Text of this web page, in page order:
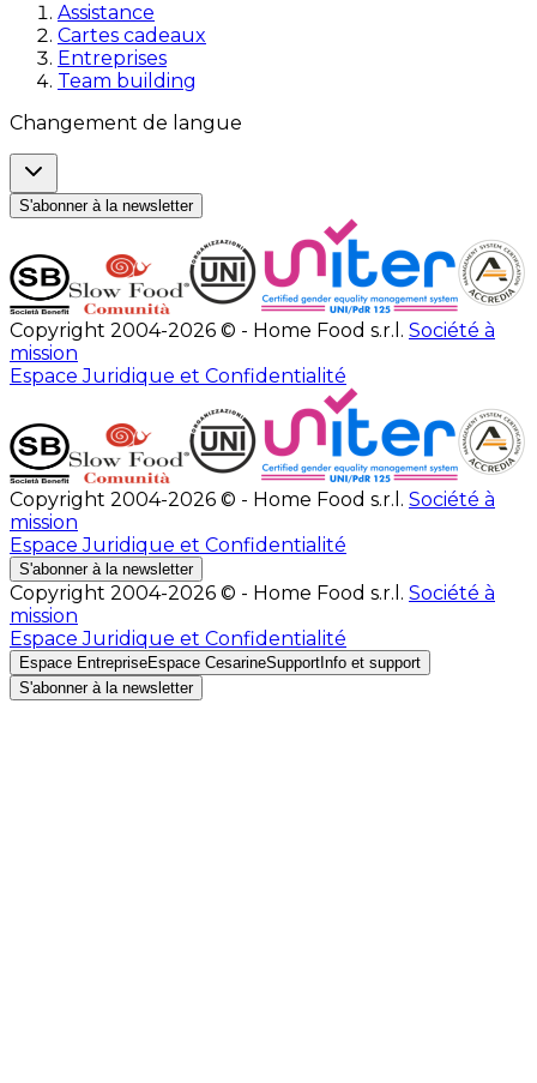
Assistance
Cartes cadeaux
Entreprises
Team building
Changement de langue
S'abonner à la newsletter
Copyright 2004-2026 © - Home Food s.r.l. Société à
mission
Espace Juridique et Confidentialité
Copyright 2004-2026 © - Home Food s.r.l. Société à
mission
Espace Juridique et Confidentialité
S'abonner à la newsletter
Copyright 2004-2026 © - Home Food s.r.l. Société à
mission
Espace Juridique et Confidentialité
Espace EntrepriseEspace CesarineSupport Info et support
S'abonner à la newsletter